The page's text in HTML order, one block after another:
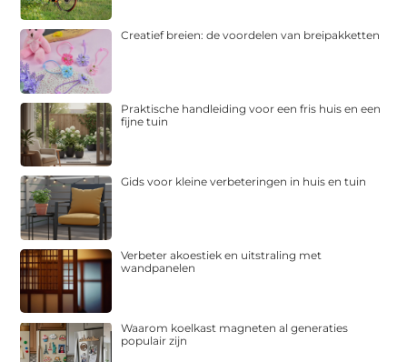
Creatief breien: de voordelen van breipakketten
Praktische handleiding voor een fris huis en een
fijne tuin
Gids voor kleine verbeteringen in huis en tuin
Verbeter akoestiek en uitstraling met
wandpanelen
Waarom koelkast magneten al generaties
populair zijn